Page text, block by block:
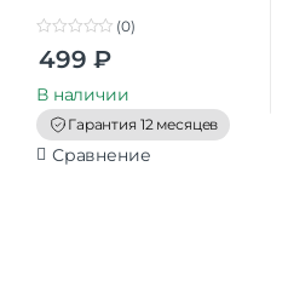
o
t
o
f
5
(0)
499 ₽
В наличии
Гарантия 12 месяцев
Сравнение